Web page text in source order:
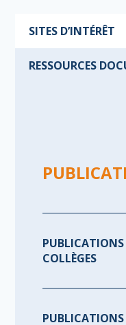
RESSOURCES
PUBLICATIONS
COLLÈGES
PUBLICATIONS
SITES D’INTÉRÊT